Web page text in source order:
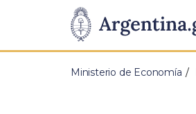
Presidencia
de
Pasar al contenido principal
Ministerio de Economía